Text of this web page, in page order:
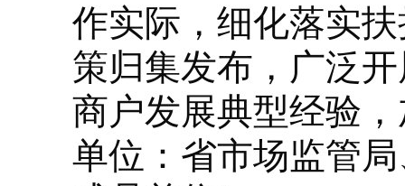
作实际，细化落实
策归集发布，广泛
商户发展典型经验
单位：省市场监管